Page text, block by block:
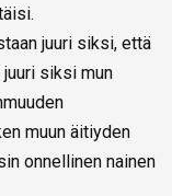
juuri siksi, että
siksi mun
muun äitiyden
onnellinen nainen